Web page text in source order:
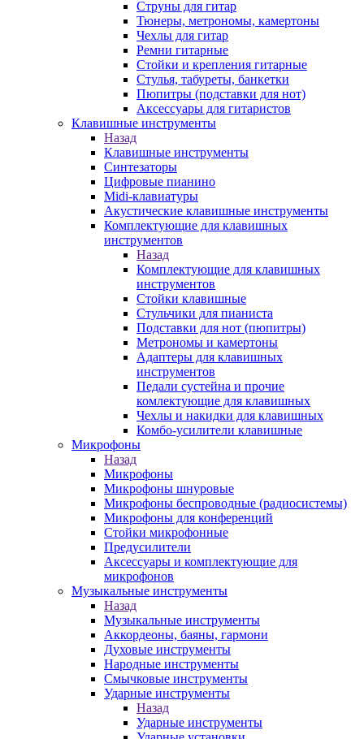
Струны для гитар
Тюнеры, метрономы, камертоны
Чехлы для гитар
Ремни гитарные
Стойки и крепления гитарные
Стулья, табуреты, банкетки
Пюпитры (подставки для нот)
Аксессуары для гитаристов
Клавишные инструменты
Назад
Клавишные инструменты
Синтезаторы
Цифровые пианино
Midi-клавиатуры
Акустические клавишные инструменты
Комплектующие для клавишных
инструментов
Назад
Комплектующие для клавишных
инструментов
Стойки клавишные
Стульчики для пианиста
Подставки для нот (пюпитры)
Метрономы и камертоны
Адаптеры для клавишных
инструментов
Педали сустейна и прочие
комлектующие для клавишных
Чехлы и накидки для клавишных
Комбо-усилители клавишные
Микрофоны
Назад
Микрофоны
Микрофоны шнуровые
Микрофоны беспроводные (радиосистемы)
Микрофоны для конференций
Стойки микрофонные
Предусилители
Аксессуары и комплектующие для
микрофонов
Музыкальные инструменты
Назад
Музыкальные инструменты
Аккордеоны, баяны, гармони
Духовые инструменты
Народные инструменты
Смычковые инструменты
Ударные инструменты
Назад
Ударные инструменты